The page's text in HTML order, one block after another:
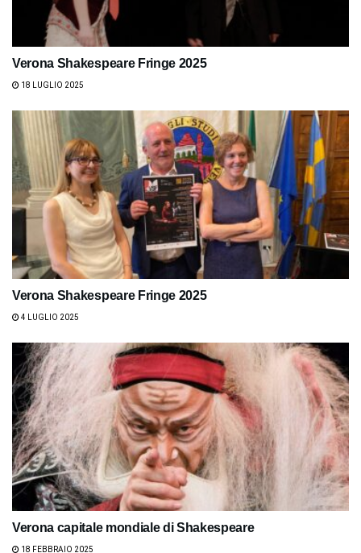
Verona Shakespeare Fringe 2025
18 LUGLIO 2025
Verona Shakespeare Fringe 2025
4 LUGLIO 2025
Verona capitale mondiale di Shakespeare
18 FEBBRAIO 2025